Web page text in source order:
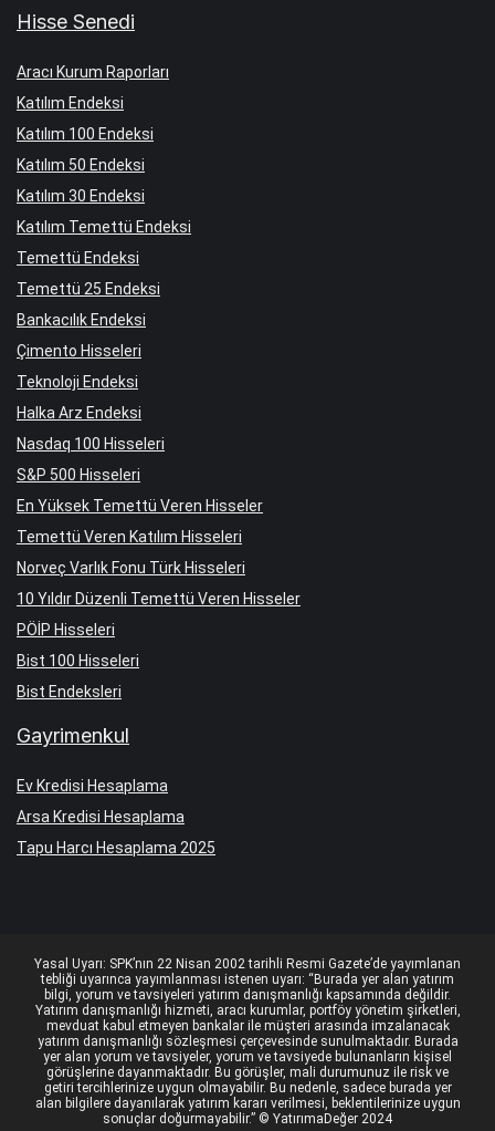
Hisse Senedi
Aracı Kurum Raporları
Katılım Endeksi
Katılım 100 Endeksi
Katılım 50 Endeksi
Katılım 30 Endeksi
Katılım Temettü Endeksi
Temettü Endeksi
Temettü 25 Endeksi
Bankacılık Endeksi
Çimento Hisseleri
Teknoloji Endeksi
Halka Arz Endeksi
Nasdaq 100 Hisseleri
S&P 500 Hisseleri
En Yüksek Temettü Veren Hisseler
Temettü Veren Katılım Hisseleri
Norveç Varlık Fonu Türk Hisseleri
10 Yıldır Düzenli Temettü Veren Hisseler
PÖİP Hisseleri
Bist 100 Hisseleri
Bist Endeksleri
Gayrimenkul
Ev Kredisi Hesaplama
Arsa Kredisi Hesaplama
Tapu Harcı Hesaplama 2025
Yasal Uyarı: SPK’nın 22 Nisan 2002 tarihli Resmi Gazete’de yayımlanan
tebliği uyarınca yayımlanması istenen uyarı: “Burada yer alan yatırım
bilgi, yorum ve tavsiyeleri yatırım danışmanlığı kapsamında değildir.
Yatırım danışmanlığı hizmeti, aracı kurumlar, portföy yönetim şirketleri,
mevduat kabul etmeyen bankalar ile müşteri arasında imzalanacak
yatırım danışmanlığı sözleşmesi çerçevesinde sunulmaktadır. Burada
yer alan yorum ve tavsiyeler, yorum ve tavsiyede bulunanların kişisel
görüşlerine dayanmaktadır. Bu görüşler, mali durumunuz ile risk ve
getiri tercihlerinize uygun olmayabilir. Bu nedenle, sadece burada yer
alan bilgilere dayanılarak yatırım kararı verilmesi, beklentilerinize uygun
sonuçlar doğurmayabilir.” © YatırımaDeğer 2024